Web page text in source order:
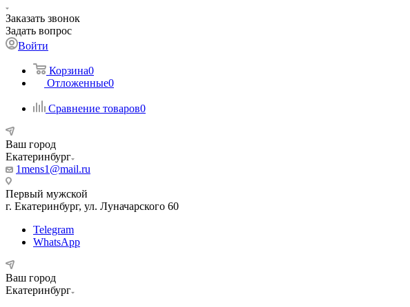
Заказать звонок
Задать вопрос
Войти
Корзина0
Отложенные0
Сравнение товаров0
Ваш город
Екатеринбург
1mens1@mail.ru
Первый мужской
г. Екатеринбург, ул. Луначарского 60
Telegram
WhatsApp
Ваш город
Екатеринбург